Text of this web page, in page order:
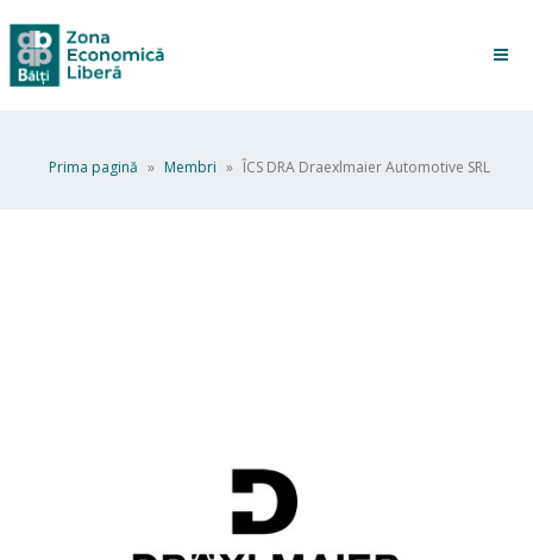
Prima pagină » Membri » ÎCS DRA Draexlmaier Automotive SRL